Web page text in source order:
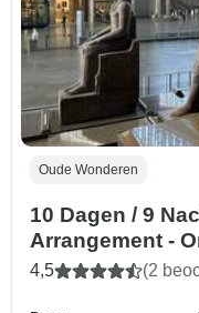
Oude Wonderen
10 Dagen / 9
Arrangement -
Egypte
4,5 (2